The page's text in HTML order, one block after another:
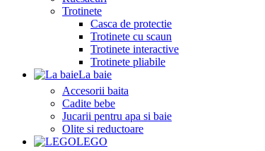
Trotinete
Casca de protectie
Trotinete cu scaun
Trotinete interactive
Trotinete pliabile
La baie
Accesorii baita
Cadite bebe
Jucarii pentru apa si baie
Olite si reductoare
LEGO